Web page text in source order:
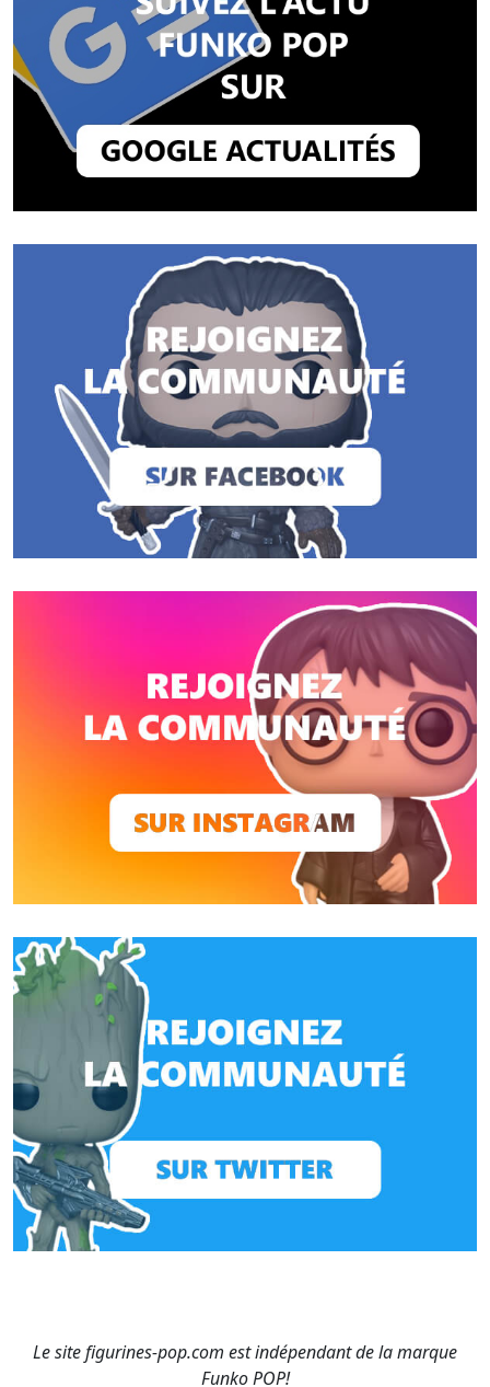
Le site figurines-pop.com est indépendant de la marque
Funko POP!